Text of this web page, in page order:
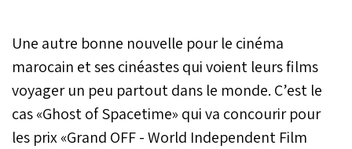
Une autre bonne nouvelle pour le cinéma
marocain et ses cinéastes qui voient leurs films
voyager un peu partout dans le monde. C’est le
cas «Ghost of Spacetime» qui va concourir pour
les prix «Grand OFF - World Independent Film